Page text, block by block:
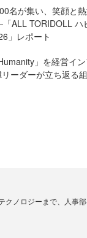
名が集い、笑顔と
ALL TORIDOLL ハ
」レポート
」を経営イン
ーダーが立ち返る
ノロジーまで、人事